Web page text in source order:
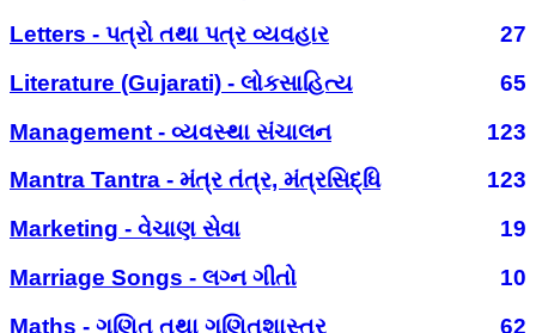
Letters - પત્રો તથા પત્ર વ્યવહાર
27
Literature (Gujarati) - લોકસાહિત્ય
65
Management - વ્યવસ્થા સંચાલન
123
Mantra Tantra - મંત્ર તંત્ર, મંત્રસિદ્ધિ
123
Marketing - વેચાણ સેવા
19
Marriage Songs - લગ્ન ગીતો
10
Maths - ગણિત તથા ગણિતશાસ્ત્ર
62